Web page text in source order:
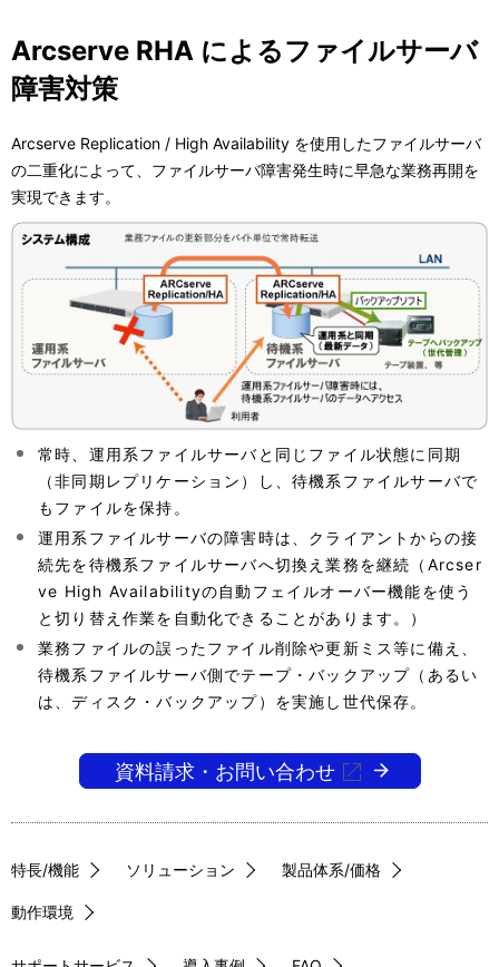
し
て
い
ま
す
。
シ
ョ
Arcserve RHA によるファイルサーバ
障害対策
Arcserve Replication / High Availability を使用したファイルサーバ
の二重化によって、ファイルサーバ障害発生時に早急な業務再開を
実現できます。
常時、運用系ファイルサーバと同じファイル状態に同期
（非同期レプリケーション）し、待機系ファイルサーバで
もファイルを保持。
運用系ファイルサーバの障害時は、クライアントからの接
続先を待機系ファイルサーバへ切換え業務を継続（Arcser
ve High Availabilityの自動フェイルオーバー機能を使う
と切り替え作業を自動化できることがあります。）
業務ファイルの誤ったファイル削除や更新ミス等に備え、
待機系ファイルサーバ側でテープ・バックアップ（あるい
は、ディスク・バックアップ）を実施し世代保存。
資料請求・お問い合わせ
特長/機能 ソリューション 製品体系/価格
動作環境